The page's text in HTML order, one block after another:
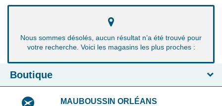
Nous sommes désolés, aucun résultat n’a été trouvé pour
votre recherche. Voici les magasins les plus proches :
Boutique
MAUBOUSSIN ORLÉANS